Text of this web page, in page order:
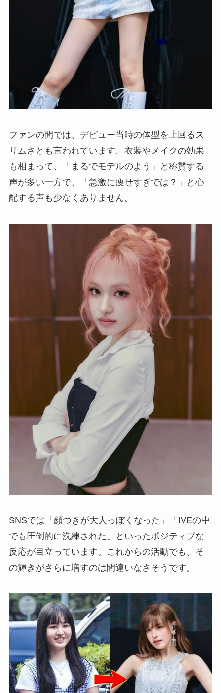
ファンの間では、デビュー当時の体型を上回るス
リムさとも言われています。衣装やメイクの効果
も相まって、「まるでモデルのよう」と称賛する
声が多い一方で、「急激に痩せすぎでは？」と心
配する声も少なくありません。
SNSでは「顔つきが大人っぽくなった」「IVEの中
でも圧倒的に洗練された」といったポジティブな
反応が目立っています。これからの活動でも、そ
の輝きがさらに増すのは間違いなさそうです。